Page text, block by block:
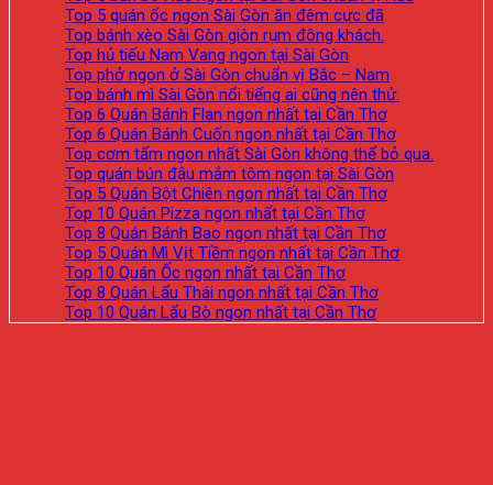
Top 5 quán ốc ngon Sài Gòn ăn đêm cực đã
Top bánh xèo Sài Gòn giòn rụm đông khách.
Top hủ tiếu Nam Vang ngon tại Sài Gòn
Top phở ngon ở Sài Gòn chuẩn vị Bắc – Nam
Top bánh mì Sài Gòn nổi tiếng ai cũng nên thử.
Top 6 Quán Bánh Flan ngon nhất tại Cần Thơ
Top 6 Quán Bánh Cuốn ngon nhất tại Cần Thơ
Top cơm tấm ngon nhất Sài Gòn không thể bỏ qua.
Top quán bún đậu mắm tôm ngon tại Sài Gòn
Top 5 Quán Bột Chiên ngon nhất tại Cần Thơ
Top 10 Quán Pizza ngon nhất tại Cần Thơ
Top 8 Quán Bánh Bao ngon nhất tại Cần Thơ
Top 5 Quán Mì Vịt Tiềm ngon nhất tại Cần Thơ
Top 10 Quán Ốc ngon nhất tại Cần Thơ
Top 8 Quán Lẩu Thái ngon nhất tại Cần Thơ
Top 10 Quán Lẩu Bò ngon nhất tại Cần Thơ